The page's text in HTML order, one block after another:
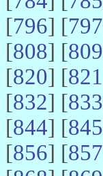
[796] [797
[808] [809
[820] [821
[832] [833
[844] [845
[856] [857